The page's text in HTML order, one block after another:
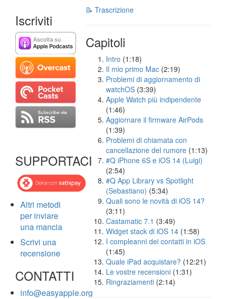
Iscriviti
SUPPORTACI
Altri metodi
per inviare
una mancia
Scrivi una
recensione
CONTATTI
info@easyapple.org
📝 Trascrizione
Capitoli
Intro (1:18)
Il mio primo Mac (2:19)
Problemi di aggiornamento di
watchOS (3:39)
Apple Watch più indipendente
(1:46)
Aggiornare il firmware AirPods
(1:39)
Problemi di chiamata con
cancellazione del rumore (1:13)
#Q iPhone 6S e iOS 14 (Luigi)
(2:54)
#Q App Library vs Spotlight
(Sebastiano) (5:34)
Quali sono le novità di iOS 14?
(3:11)
Castamatic 7.1 (3:49)
Widget stack di iOS 14 (1:58)
I compleanni dei contatti in iOS
(1:45)
Quale iPad acquistare? (12:21)
Le vostre recensioni (1:31)
Ringraziamenti (2:14)